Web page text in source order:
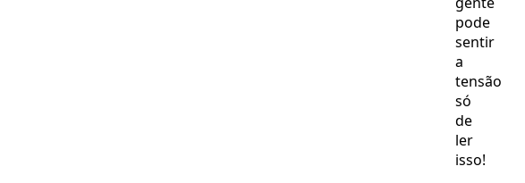
pode
sentir
a
tensão
só
de
ler
isso!